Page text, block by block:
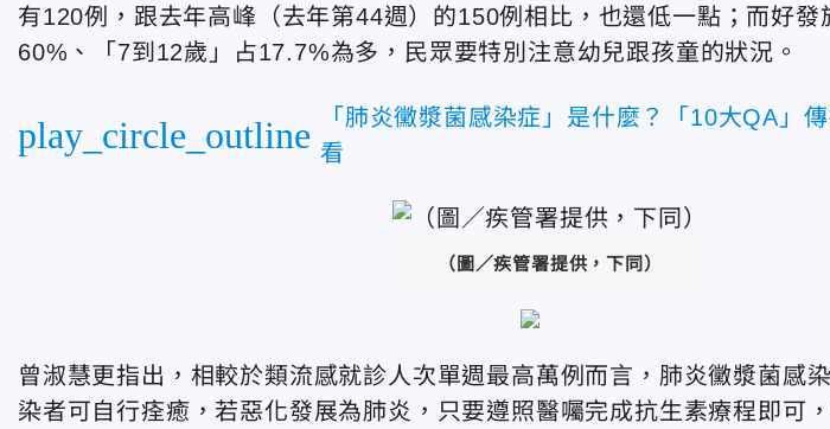
有120例，跟去年高峰（去年第44週）的150例相比，也還低一點；而好發
60%、「7到12歲」占17.7%為多，民眾要特別注意幼兒跟孩童的狀況。
play_circle_outline
「肺炎黴漿菌感染症」是什麼？「10大QA」
看
（圖／疾管署提供，下同）
曾淑慧更指出，相較於類流感就診人次單週最高萬例而言，肺炎黴漿菌感
染者可自行痊癒，若惡化發展為肺炎，只要遵照醫囑完成抗生素療程即可